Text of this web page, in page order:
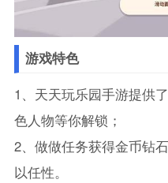
游戏特色
1、天天玩乐园手游提供
色人物等你解锁；
2、做做任务获得金币钻
以任性。